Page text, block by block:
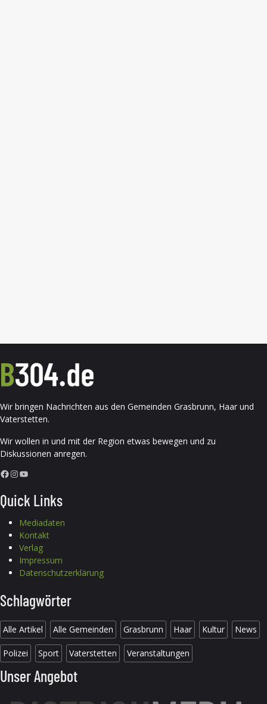
Wir bringen Nachrichten aus den Gemeinden Grasbrunn, Haar und
Vaterstetten.
Wir wollen in und mit der Region etwas bewegen und zu
Diskussionen anregen.
Facebook InstagramYouTube
Quick Links
Mediadaten
Kontakt
Verlag
Impressum
Datenschutzerklärung
Schlagwörter
Alle Artikel Alle Gemeinden Grasbrunn Haar Kultur News
Polizei Sport Vaterstetten Veranstaltungen
Unser Angebot